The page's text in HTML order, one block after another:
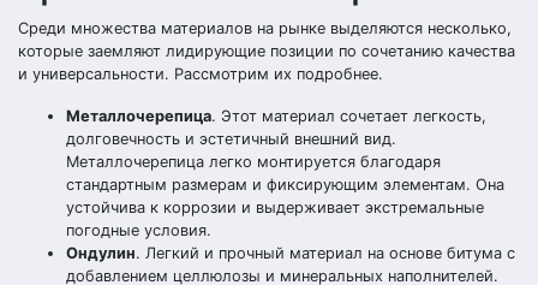
Среди множества материалов на рынке выделяются несколько,
которые заемляют лидирующие позиции по сочетанию качества
и универсальности. Рассмотрим их подробнее.
Металлочерепица. Этот материал сочетает легкость,
долговечность и эстетичный внешний вид.
Металлочерепица легко монтируется благодаря
стандартным размерам и фиксирующим элементам. Она
устойчива к коррозии и выдерживает экстремальные
погодные условия.
Ондулин. Легкий и прочный материал на основе битума с
добавлением целлюлозы и минеральных наполнителей.